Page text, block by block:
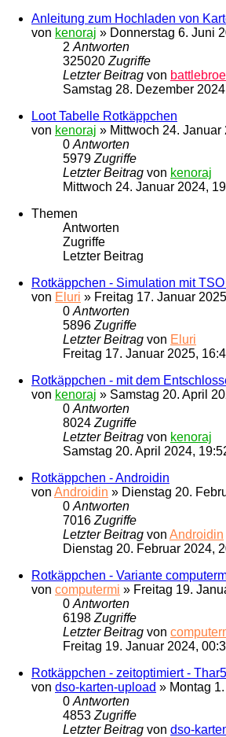
Anleitung zum Hochladen von
von kenoraj » Donnerstag 6. Juni
2Antworten
325020Zugriffe
Letzter Beitrag von
Samstag 28. Dezember
Loot Tabelle Rotkäppchen
von kenoraj » Mittwoch 24. Januar
0Antworten
5979Zugriffe
Letzter Beitrag von kenoraj
Mittwoch 24. Januar 2024,
Themen
Antworten
Zugriffe
Letzter Beitrag
Rotkäppchen - Simulation mit
von Eluri » Freitag 17. Januar
0Antworten
5896Zugriffe
Letzter Beitrag von Eluri
Freitag 17. Januar 2025,
Rotkäppchen - mit dem
von kenoraj » Samstag 20. April
0Antworten
8024Zugriffe
Letzter Beitrag von kenoraj
Samstag 20. April 2024,
Rotkäppchen - Androidin
von Androidin » Dienstag 20.
0Antworten
7016Zugriffe
Letzter Beitrag von Androidin
Dienstag 20. Februar 2024,
Rotkäppchen - Variante
von computermi » Freitag 19.
0Antworten
6198Zugriffe
Letzter Beitrag von
Freitag 19. Januar 2024,
Rotkäppchen - zeitoptimiert - Thar5
von dso-karten-upload » Montag
0Antworten
4853Zugriffe
Letzter Beitrag von dso-